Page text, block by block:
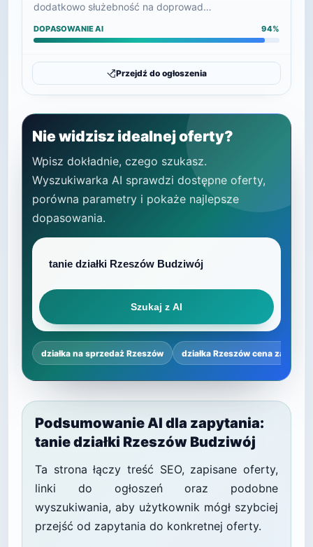
dodatkowo służebność na doprowad…
DOPASOWANIE AI 94%
Przejdź do ogłoszenia
Nie widzisz idealnej oferty?
Wpisz dokładnie, czego szukasz.
Wyszukiwarka AI sprawdzi dostępne oferty,
porówna parametry i pokaże najlepsze
dopasowania.
Szukaj z AI
działka na sprzedaż Rzeszów działka Rzeszów cena za m²
Podsumowanie AI dla zapytania:
tanie działki Rzeszów Budziwój
Ta strona łączy treść SEO, zapisane oferty,
linki do ogłoszeń oraz podobne
wyszukiwania, aby użytkownik mógł szybciej
przejść od zapytania do konkretnej oferty.